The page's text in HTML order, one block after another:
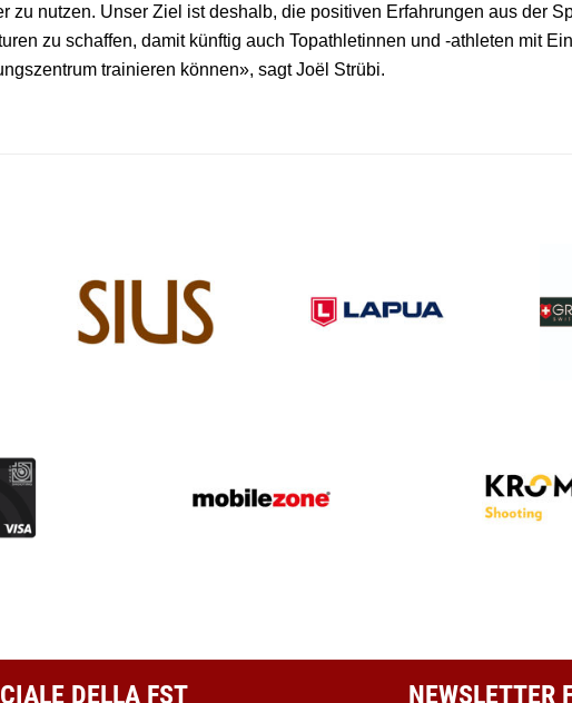
zu nutzen. Unser Ziel ist deshalb, die positiven Erfahrungen aus der
zu schaffen, damit künftig auch Topathletinnen und -athleten mit
trainieren können», sagt Joël Strübi.
DELLA FST NEWSLETTER